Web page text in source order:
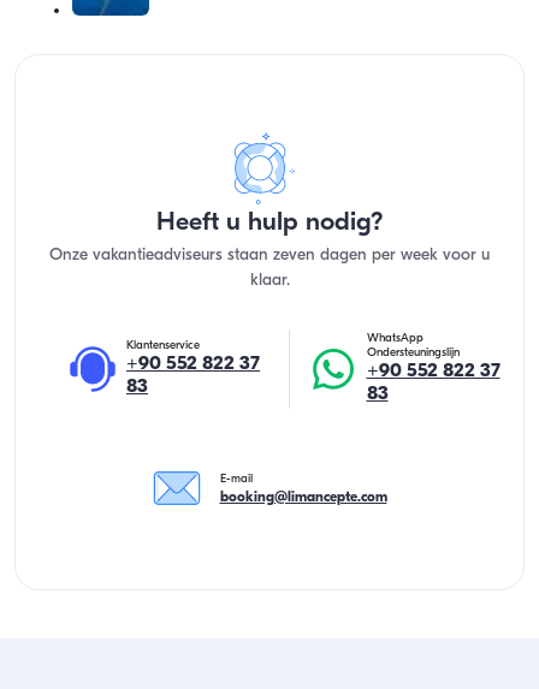
Heeft u hulp nodig?
Onze vakantieadviseurs staan zeven dagen per week voor u
klaar.
Klantenservice
+90 552 822 37
83
WhatsApp
Ondersteuningslijn
+90 552 822 37
83
E-mail
booking@limancepte.com